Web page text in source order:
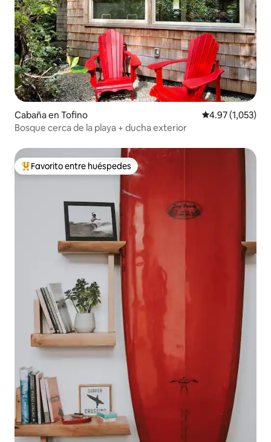
Cabaña en Tofino Calificación
4.97 (1,053)
Bosque cerca de la playa + ducha exterior
Favorito entre huéspedes preferido
Favorito entre huéspedes